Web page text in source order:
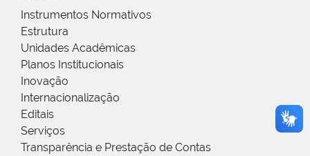
Instrumentos Normativos
Estrutura
Unidades Acadêmicas
Planos Institucionais
Inovação
Internacionalização
Editais
Serviços
Transparência e Prestação de Contas